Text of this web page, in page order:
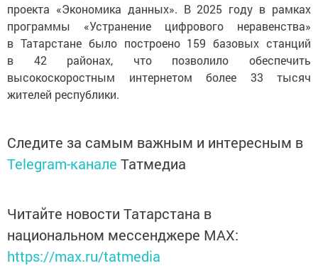
проекта «Экономика данных». В 2025 году в рамках
программы «Устранение цифрового неравенства»
в Татарстане было построено 159 базовых станций
в 42 районах, что позволило обеспечить
высокоскоростным интернетом более 33 тысяч
жителей республики.
Следите за самым важным и интересным в
Telegram-канале Татмедиа
Читайте новости Татарстана в
национальном мессенджере MАХ:
https://max.ru/tatmedia